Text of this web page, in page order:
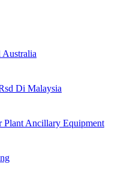
Di Malaysia
Plant Ancillary Equipment